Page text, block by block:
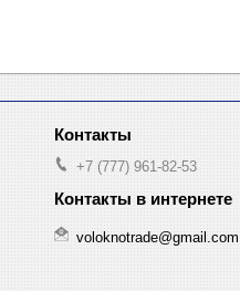
+7 (777) 961-82-53
voloknotrade@gmail.com